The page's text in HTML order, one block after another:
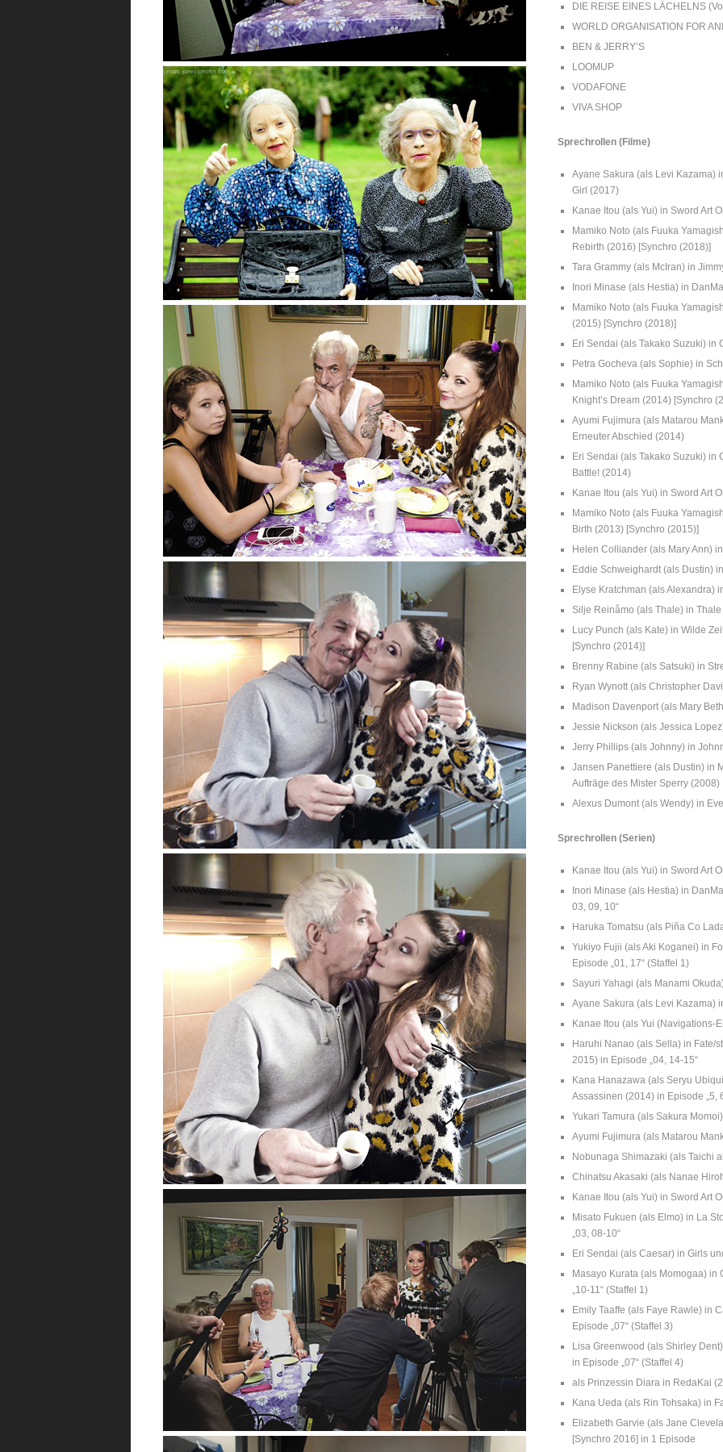
DIE REISE EINES LÄCHELNS
WORLD ORGANISATION FOR
BEN & JERRY’S
LOOMUP
VODAFONE
VIVA SHOP
Sprechrollen (Filme)
Ayane Sakura (als Levi Kazama)
Girl (2017)
Kanae Itou (als Yui) in Sword Art
Mamiko Noto (als Fuuka
Rebirth (2016) [Synchro (2018)]
Tara Grammy (als McIran) in
Inori Minase (als Hestia) in
Mamiko Noto (als Fuuka
(2015) [Synchro (2018)]
Eri Sendai (als Takako Suzuki) in
Petra Gocheva (als Sophie) in
Mamiko Noto (als Fuuka
Knight’s Dream (2014) [Synchro
Ayumi Fujimura (als Matarou
Erneuter Abschied (2014)
Eri Sendai (als Takako Suzuki) in
Battle! (2014)
Kanae Itou (als Yui) in Sword Art
Mamiko Noto (als Fuuka
Birth (2013) [Synchro (2015)]
Helen Colliander (als Mary Ann)
Eddie Schweighardt (als Dustin)
Elyse Kratchman (als Alexandra)
Silje Reinåmo (als Thale) in
Lucy Punch (als Kate) in Wilde
[Synchro (2014)]
Brenny Rabine (als Satsuki) in
Ryan Wynott (als Christopher
Madison Davenport (als Mary
Jessie Nickson (als Jessica
Jerry Phillips (als Johnny) in
Jansen Panettiere (als Dustin) in
Aufträge des Mister Sperry (2008)
Alexus Dumont (als Wendy) in
Sprechrollen (Serien)
Kanae Itou (als Yui) in Sword Art
Inori Minase (als Hestia) in
03, 09, 10“
Haruka Tomatsu (als Piña Co
Yukiyo Fujii (als Aki Koganei) in
Episode „01, 17“ (Staffel 1)
Sayuri Yahagi (als Manami
Ayane Sakura (als Levi Kazama)
Kanae Itou (als Yui (Navigations-
Haruhi Nanao (als Sella) in Fate/
2015) in Episode „04, 14-15“
Kana Hanazawa (als Seryu
Assassinen (2014) in Episode „5,
Yukari Tamura (als Sakura
Ayumi Fujimura (als Matarou
Nobunaga Shimazaki (als Taichi
Chinatsu Akasaki (als Nanae
Kanae Itou (als Yui) in Sword Art
Misato Fukuen (als Elmo) in La
„03, 08-10“
Eri Sendai (als Caesar) in Girls
Masayo Kurata (als Momogaa)
„10-11“ (Staffel 1)
Emily Taaffe (als Faye Rawle) in
Episode „07“ (Staffel 3)
Lisa Greenwood (als Shirley
in Episode „07“ (Staffel 4)
als Prinzessin Diara in RedaKai
Kana Ueda (als Rin Tohsaka) in
Elizabeth Garvie (als Jane
[Synchro 2016] in 1 Episode